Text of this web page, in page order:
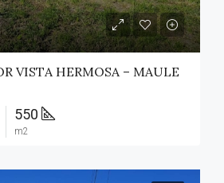
VISTA HERMOSA – MAULE
550
m2